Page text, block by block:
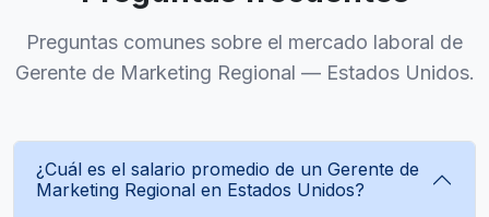
Preguntas comunes sobre el mercado laboral de
Gerente de Marketing Regional — Estados Unidos.
¿Cuál es el salario promedio de un Gerente de
Marketing Regional en Estados Unidos?